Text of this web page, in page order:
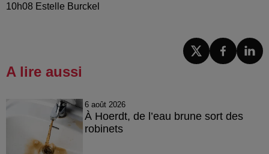
10h08 Estelle Burckel
A lire aussi
6 août 2026
À Hoerdt, de l’eau brune sort des
robinets